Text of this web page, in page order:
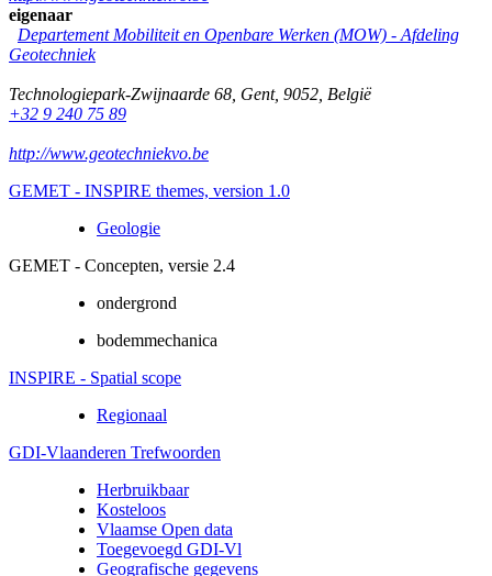
eigenaar
Departement Mobiliteit en Openbare Werken (MOW) - Afdeling
Geotechniek
Technologiepark-Zwijnaarde 68 Gent, 9052 België
+32 9 240 75 89
http://www.geotechniekvo.be
GEMET - INSPIRE themes, version 1.0
Geologie
GEMET - Concepten, versie 2.4
ondergrond
bodemmechanica
INSPIRE - Spatial scope
Regionaal
GDI-Vlaanderen Trefwoorden
Herbruikbaar
Kosteloos
Vlaamse Open data
Toegevoegd GDI-Vl
Geografische gegevens